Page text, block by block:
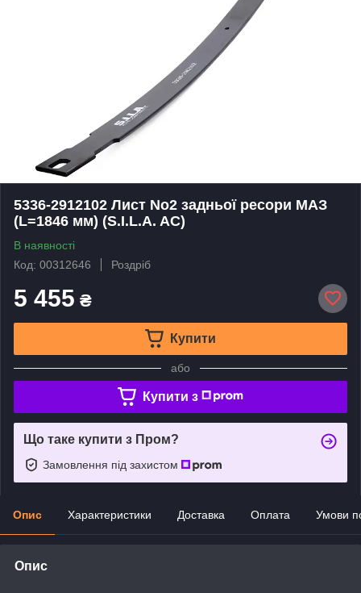
5336-2912102 Лист No2 задньої ресори МАЗ
(L=1846 мм) (S.I.L.A. AC)
В наявності
Код: 00312646
Роздріб
5 455 ₴
Купити
або
Купити з
Що таке купити з Пром?
Замовлення під захистом
Опис Характеристики Доставка Оплата Умови
Опис